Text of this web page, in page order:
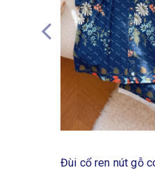
Đùi cổ ren nút gỗ